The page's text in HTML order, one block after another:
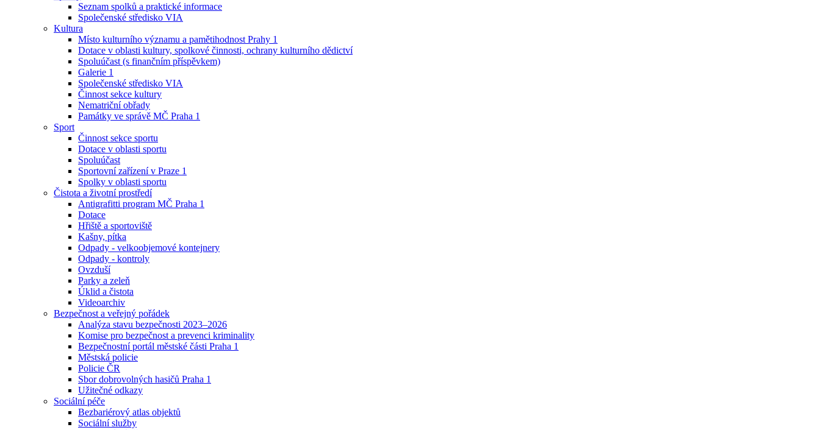
Seznam spolků a praktické informace
Společenské středisko VIA
Kultura
Místo kulturního významu a pamětihodnost Prahy 1
Dotace v oblasti kultury, spolkové činnosti, ochrany kulturního dědictví
Spoluúčast (s finančním příspěvkem)
Galerie 1
Společenské středisko VIA
Činnost sekce kultury
Nematriční obřady
Památky ve správě MČ Praha 1
Sport
Činnost sekce sportu
Dotace v oblasti sportu
Spoluúčast
Sportovní zařízení v Praze 1
Spolky v oblasti sportu
Čistota a životní prostředí
Antigrafitti program MČ Praha 1
Dotace
Hřiště a sportoviště
Kašny, pítka
Odpady - velkoobjemové kontejnery
Odpady - kontroly
Ovzduší
Parky a zeleň
Úklid a čistota
Videoarchiv
Bezpečnost a veřejný pořádek
Analýza stavu bezpečnosti 2023–2026
Komise pro bezpečnost a prevenci kriminality
Bezpečnostní portál městské části Praha 1
Městská policie
Policie ČR
Sbor dobrovolných hasičů Praha 1
Užitečné odkazy
Sociální péče
Bezbariérový atlas objektů
Sociální služby